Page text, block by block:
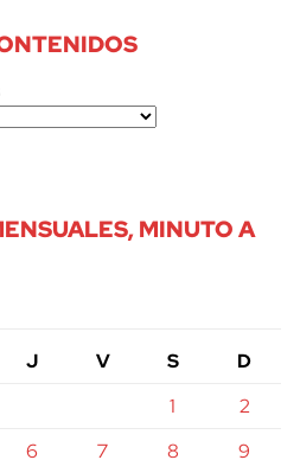
MINUTO A
J V S
D
1
2
6 7 8 9